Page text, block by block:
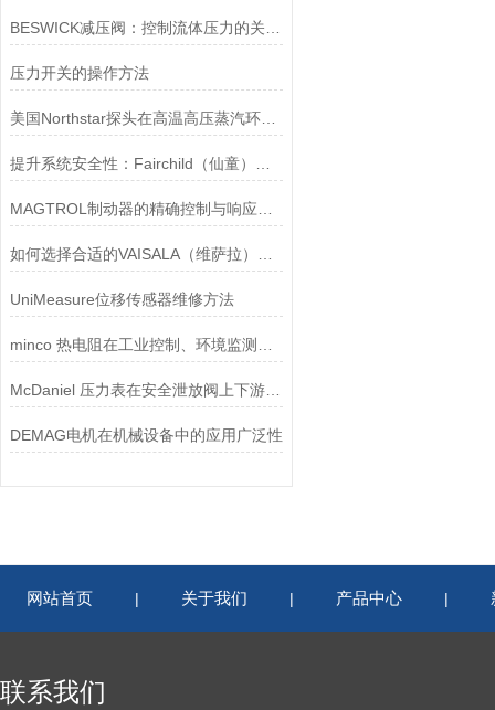
压力开关的操作方法
美国Northstar探头在高温高压蒸汽环境下的液位测量可靠性
UniMeasure位移传感器维修方法
McDaniel 压力表在安全泄放阀上下游压力监测中的应用
DEMAG电机在机械设备中的应用广泛性
网站首页 | 关于我们 | 产品中心 |
联系我们